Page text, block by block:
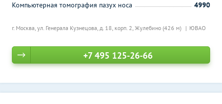
г. Москва, ул. Генерала Кузнецова, д. 18, корп. 2, Жулебино (426 м) ЮВАО
Компьютерная томография пазух носа
4990
+7 495 125-26-66